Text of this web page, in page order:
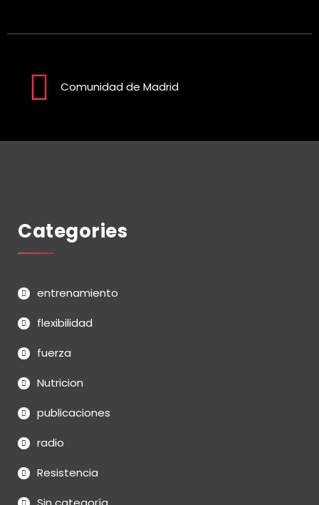
Comunidad de Madrid
Categories
entrenamiento
flexibilidad
fuerza
Nutricion
publicaciones
radio
Resistencia